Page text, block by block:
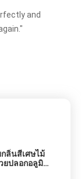
and
ลิ่นสีเศษไม้
ยปลอกอลูมิ